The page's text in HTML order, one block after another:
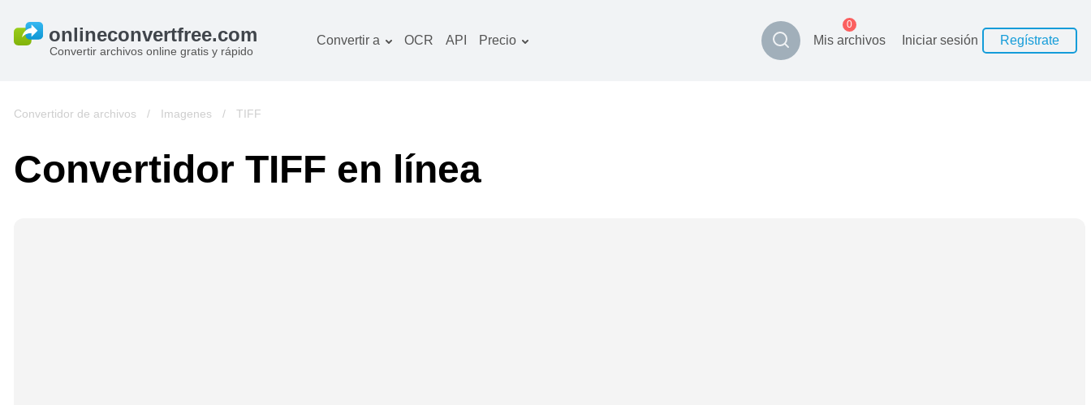
Convertir archivos online gratis y rápido
Convertir a
Libros convertidor
OCR API Precio Mis archivos
0
Iniciar sesión Regístrate
Convertidor de archivos / Imagenes / TIFF
Convertidor TIFF en línea